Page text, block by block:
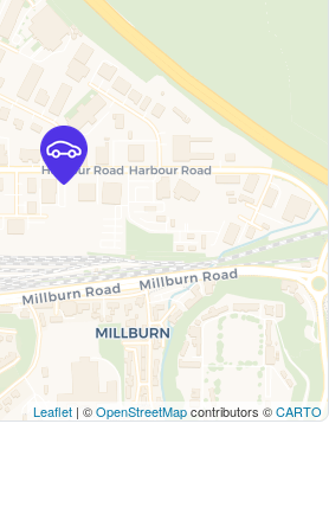
Leaflet | ©OpenStreetMapcontributors ©CARTO